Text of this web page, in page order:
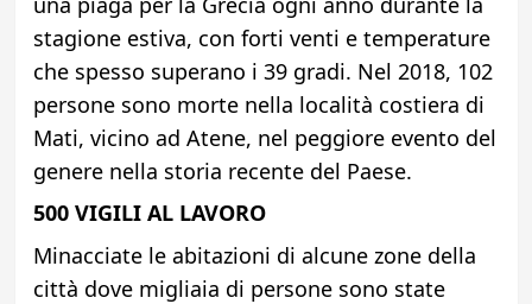
stagione estiva, con forti venti e temperature
che spesso superano i 39 gradi. Nel 2018, 102
persone sono morte nella località costiera di
Mati, vicino ad Atene, nel peggiore evento del
genere nella storia recente del Paese.
500 VIGILI AL LAVORO
Minacciate le abitazioni di alcune zone della
città dove migliaia di persone sono state